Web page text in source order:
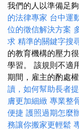
我們的人以準備足
的法律專家 台中運
位的徵信解決方案
求 精準的關鍵字搜
的教育機構的壓力
學習。 該規則不適
期間，雇主的酌處
讀，如何幫助長者
膚更加細緻 專業整
便捷 護照過期怎麼
務讓你搬家更輕鬆